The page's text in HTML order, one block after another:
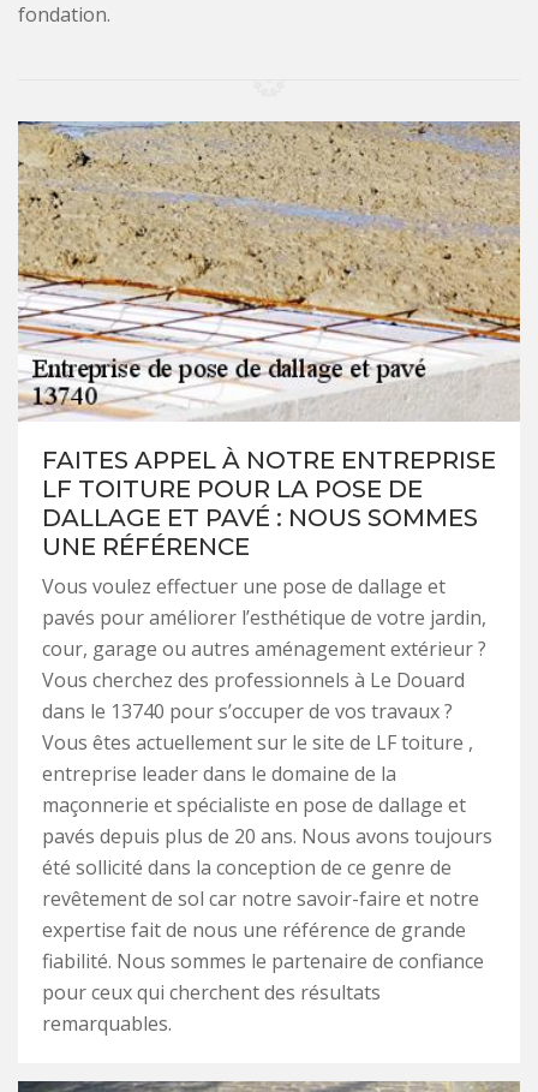
fondation.
FAITES APPEL À NOTRE ENTREPRISE
LF TOITURE POUR LA POSE DE
DALLAGE ET PAVÉ : NOUS SOMMES
UNE RÉFÉRENCE
Vous voulez effectuer une pose de dallage et
pavés pour améliorer l’esthétique de votre jardin,
cour, garage ou autres aménagement extérieur ?
Vous cherchez des professionnels à Le Douard
dans le 13740 pour s’occuper de vos travaux ?
Vous êtes actuellement sur le site de LF toiture ,
entreprise leader dans le domaine de la
maçonnerie et spécialiste en pose de dallage et
pavés depuis plus de 20 ans. Nous avons toujours
été sollicité dans la conception de ce genre de
revêtement de sol car notre savoir-faire et notre
expertise fait de nous une référence de grande
fiabilité. Nous sommes le partenaire de confiance
pour ceux qui cherchent des résultats
remarquables.